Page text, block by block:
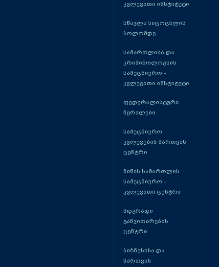
კვლევითი ინსტიტუტი
სწავლა სიცოცხლის
ბოლომდე
სამართლისა და
კრიმინოლოგიის
სამეცნიერო -
კვლევითი ინსტიტუტი
ფედერალისტური
წერილები
სამეცნიერო
კვლევების მართვის
ცენტრი
მიწის სამართლის
სამეცნიერო -
კვლევითი ცენტრი
მდგრადი
განვითარების
ცენტრი
ბიზნესისა და
მართვის